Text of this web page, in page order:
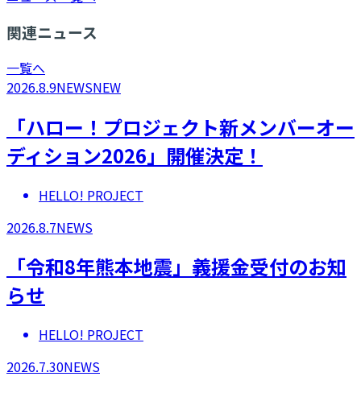
関連ニュース
一覧へ
2026.8.9NEWSNEW
「ハロー！プロジェクト新メンバーオー
ディション2026」開催決定！
HELLO! PROJECT
2026.8.7NEWS
「令和8年熊本地震」義援金受付のお知
らせ
HELLO! PROJECT
2026.7.30NEWS